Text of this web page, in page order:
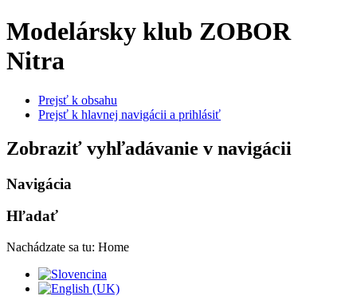
Modelársky klub ZOBOR
Nitra
Prejsť k obsahu
Prejsť k hlavnej navigácii a prihlásiť
Zobraziť vyhľadávanie v navigácii
Navigácia
Hľadať
Nachádzate sa tu: Home